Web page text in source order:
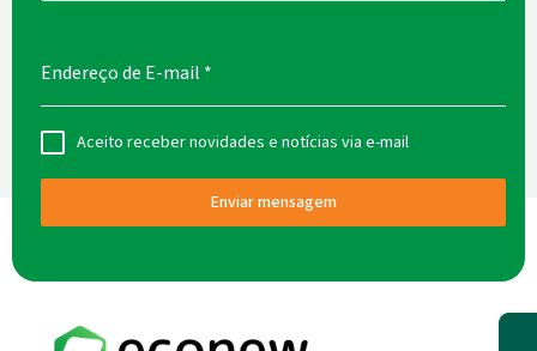
Endereço de E-mail *
Aceito receber novidades e notícias via e-mail
Enviar mensagem